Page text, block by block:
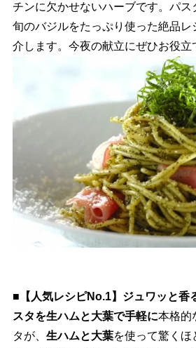
チンに欠かせないハーブです。パス
旬のバジルをたっぷり使った絶品レ
介します。今夜の献立にぜひお役立
■【人気レシピNo.1】ジュワッと香
スタを生ハムと大葉で手軽に本格的
タが、 生ハムと大葉を使って驚くほ